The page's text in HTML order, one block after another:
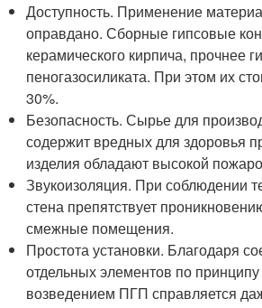
Доступность. Применение
оправдано. Сборные гипсовые
керамического кирпича, прочнее
пеногазосиликата. При этом их
30%.
Безопасность. Сырье для
содержит вредных для здоровья
изделия обладают высокой
Звукоизоляция. При соблюдении
стена препятствует
смежные помещения.
Простота установки. Благодаря
отдельных элементов по принципу
возведением ПГП справляется